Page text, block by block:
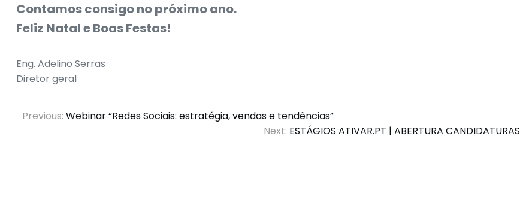
Contamos consigo no próximo ano.
Feliz Natal e Boas Festas!
Eng. Adelino Serras
Diretor geral
Previous: Webinar “Redes Sociais: estratégia, vendas e tendências”
Next: ESTÁGIOS ATIVAR.PT | ABERTURA CANDIDATURAS